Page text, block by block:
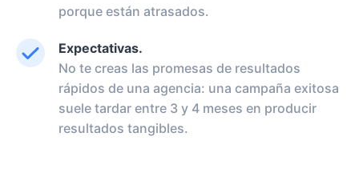
porque están atrasados.
Expectativas.
No te creas las promesas de resultados
rápidos de una agencia: una campaña exitosa
suele tardar entre 3 y 4 meses en producir
resultados tangibles.